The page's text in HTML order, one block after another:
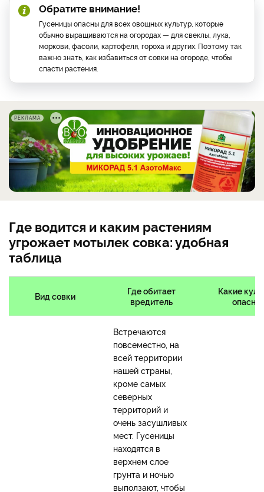
Обратите внимание!
Гусеницы опасны для всех овощных культур, которые
обычно выращиваются на огородах — для свеклы, лука,
моркови, фасоли, картофеля, гороха и других. Поэтому так
важно знать, как избавиться от совки на огороде, чтобы
спасти растения.
РЕКЛАМА
Где водится и каким растениям
угрожает мотылек совка: удобная
таблица
Вид совки
Где обитает
вредитель
Какие
Встречаются
повсеместно, на
всей территории
нашей страны,
кроме самых
северных
территорий и
очень засушливых
мест. Гусеницы
находятся в
верхнем слое
грунта и ночью
выползают, чтобы